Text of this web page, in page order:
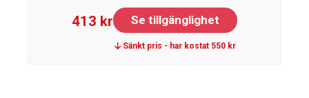
413 kr Se tillgänglighet
Sänkt pris - har kostat 550 kr